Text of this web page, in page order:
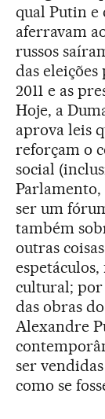
qual Putin e
aferravam
russos
das
2011 e as
Hoje, a
aprova leis
reforçam o
social
ser um
também
outras
cultural; por
das obras
Alexandre
ser
como se